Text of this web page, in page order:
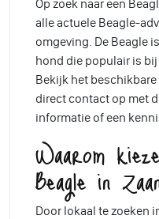
Op zoek naar een
alle actuele Beagle-
omgeving. De Beagle
hond die populair is
Bekijk het
direct contact op met
informatie of een
Waarom
Beagle in
Door lokaal te zoeken